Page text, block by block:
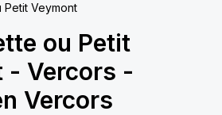
Petit Veymont
ou Petit
- Vercors -
Vercors